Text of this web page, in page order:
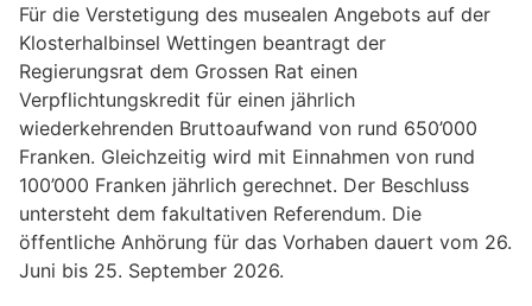
Für die Verstetigung des musealen Angebots auf der
Klosterhalbinsel Wettingen beantragt der
Regierungsrat dem Grossen Rat einen
Verpflichtungskredit für einen jährlich
wiederkehrenden Bruttoaufwand von rund 650’000
Franken. Gleichzeitig wird mit Einnahmen von rund
100’000 Franken jährlich gerechnet. Der Beschluss
untersteht dem fakultativen Referendum. Die
öffentliche Anhörung für das Vorhaben dauert vom 26.
Juni bis 25. September 2026.